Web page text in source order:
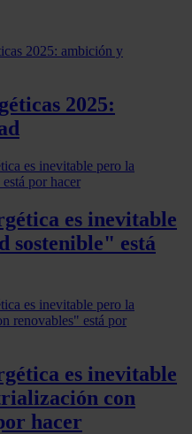
2025:
es inevitable
sostenible" está
es inevitable
con
hacer